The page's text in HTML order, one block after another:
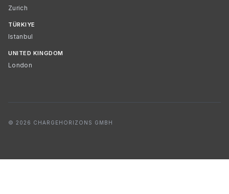
Zurich
TÜRKIYE
Istanbul
UNITED KINGDOM
London
© 2026 CHARGEHORIZONS GMBH